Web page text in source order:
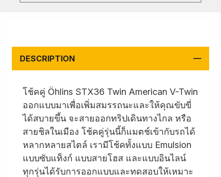
DESCRIPTION
โช้คคู่ Öhlins STX36 Twin American V-Twin
ออกแบบมาเพื่อเพิ่มสมรรถนะและให้คุณขับขี่
ได้สบายขึ้น จะสายออกทริปเดินทางไกล หรือ
สายชิลในเมือง โช้คคู่รุ่นนี้ก็แมตช์เข้ากับรถได้
หลากหลายสไตล์ เรามีโช้คทั้งแบบ Emulsion
แบบซับแท็งก์ แบบสายโฮส และแบบอินไลน์
ทุกรุ่นได้รับการออกแบบและทดสอบให้เหมาะ